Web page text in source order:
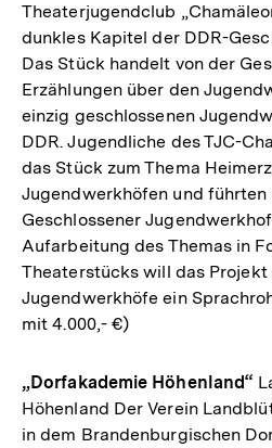
Theaterjugendclub
dunkles Kapitel der DDR-
Das Stück handelt von der
Erzählungen über den
einzig geschlossenen
DDR. Jugendliche des TJC-
das Stück zum Thema
Jugendwerkhöfen und
Geschlossener
Aufarbeitung des Themas in
Theaterstücks will das
Jugendwerkhöfe ein
mit 4.000,- €)
„Dorfakademie Höhenland“
Höhenland Der Verein
in dem Brandenburgischen